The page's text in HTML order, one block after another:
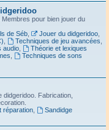
pour bien jouer du
de Séb, Jouer du didgeridoo,
Techniques de jeu avancées
audio,
Théorie et lexiques
Techniques de sons
Fabrication,
réparation,
Sandidge